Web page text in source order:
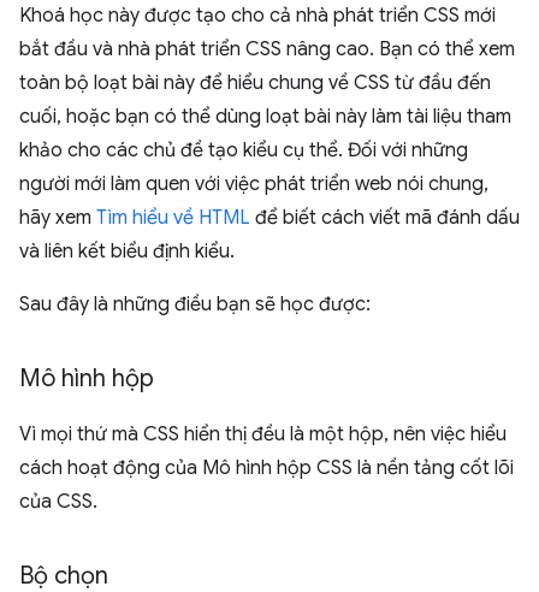
Khoá học này được tạo cho cả nhà phát triển CSS mới
bắt đầu và nhà phát triển CSS nâng cao. Bạn có thể xem
toàn bộ loạt bài này để hiểu chung về CSS từ đầu đến
cuối, hoặc bạn có thể dùng loạt bài này làm tài liệu tham
khảo cho các chủ đề tạo kiểu cụ thể. Đối với những
người mới làm quen với việc phát triển web nói chung,
hãy xem Tìm hiểu về HTML để biết cách viết mã đánh dấu
và liên kết biểu định kiểu.
Sau đây là những điều bạn sẽ học được:
Mô hình hộp
Vì mọi thứ mà CSS hiển thị đều là một hộp, nên việc hiểu
cách hoạt động của Mô hình hộp CSS là nền tảng cốt lõi
của CSS.
Bộ chọn